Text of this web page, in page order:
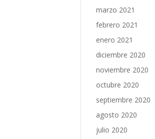
marzo 2021
febrero 2021
enero 2021
diciembre 2020
noviembre 2020
octubre 2020
septiembre 2020
agosto 2020
julio 2020